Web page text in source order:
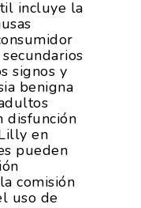
incluye la
signos y
benigna
disfunción
en
pueden
comisión
uso de